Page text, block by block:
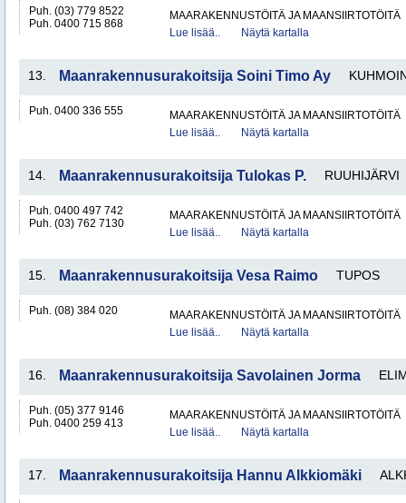
Puh. (03) 779 8522
Puh. 0400 715 868
MAARAKENNUSTÖITÄ JA MAANSIIRTOTÖITÄ
Lue lisää..
Näytä kartalla
13. Maanrakennusurakoitsija Soini Timo Ay
Puh. 0400 336 555
MAARAKENNUSTÖITÄ JA MAANSIIRTOTÖITÄ
Lue lisää..
Näytä kartalla
14. Maanrakennusurakoitsija Tulokas P. RUUHIJÄRVI
Puh. 0400 497 742
Puh. (03) 762 7130
MAARAKENNUSTÖITÄ JA MAANSIIRTOTÖITÄ
Lue lisää..
Näytä kartalla
15. Maanrakennusurakoitsija Vesa Raimo TUPOS
Puh. (08) 384 020
MAARAKENNUSTÖITÄ JA MAANSIIRTOTÖITÄ
Lue lisää..
Näytä kartalla
16. Maanrakennusurakoitsija Savolainen Jorma
Puh. (05) 377 9146
Puh. 0400 259 413
MAARAKENNUSTÖITÄ JA MAANSIIRTOTÖITÄ
Lue lisää..
Näytä kartalla
17. Maanrakennusurakoitsija Hannu Alkkiomäki